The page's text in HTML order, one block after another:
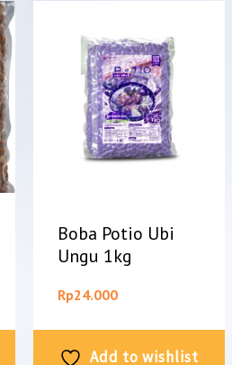
Boba Potio Ubi
Ungu 1kg
Rp24.000
Add to wishlist